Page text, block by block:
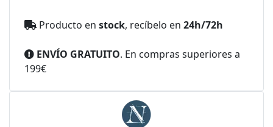
Producto en stock, recíbelo en 24h/72h
ENVÍO GRATUITO. En compras superiores a
199€